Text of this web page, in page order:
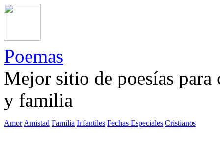
Poemas
Mejor sitio de poesías
y familia
Amor Amistad Familia Infantiles Fechas Especiales Cristianos